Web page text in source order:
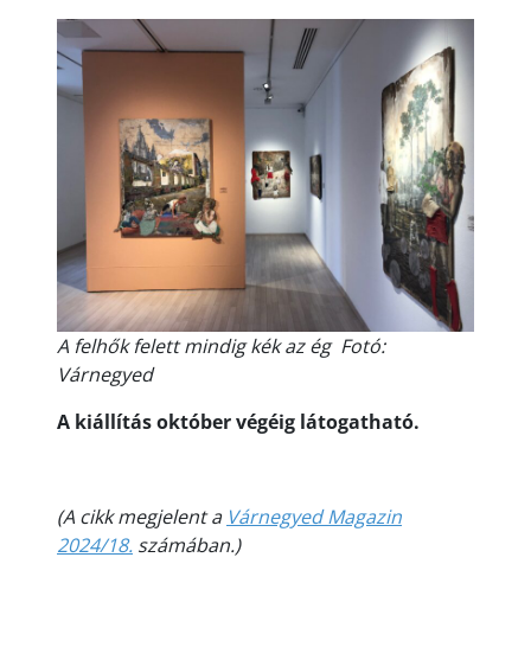
A felhők felett mindig kék az ég Fotó:
Várnegyed
A kiállítás október végéig látogatható.
(A cikk megjelent a Várnegyed Magazin
2024/18. számában.)